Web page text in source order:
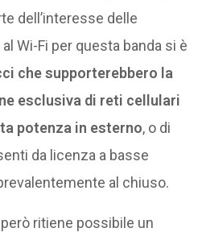
dell’interesse delle
Wi-Fi per questa banda si è
che supporterebbero la
esclusiva di reti cellulari
potenza in esterno, o di
da licenza a basse
al chiuso.
ritiene possibile un